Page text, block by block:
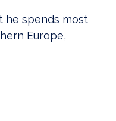
he spends most
Europe,